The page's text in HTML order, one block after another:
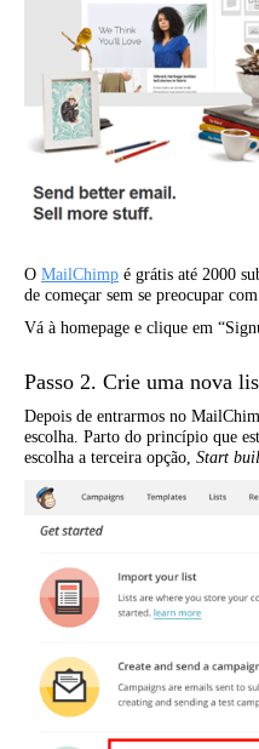
O MailChimp é grátis até 2000
de começar sem se preocupar
Vá à homepage e clique em
Passo 2. Crie uma nova
Depois de entrarmos no
escolha. Parto do princípio que
escolha a terceira opção, Start